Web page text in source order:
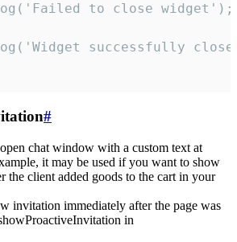
to close widget');
successfully
#
chat window with a custom text at
it may be used if you want to show
the client added goods to the cart in your
invitation immediately after the page was
in